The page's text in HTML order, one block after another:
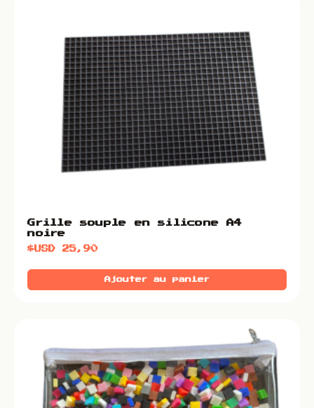
Grille souple en silicone A4
noire
$USD25,90
Ajouter au panier